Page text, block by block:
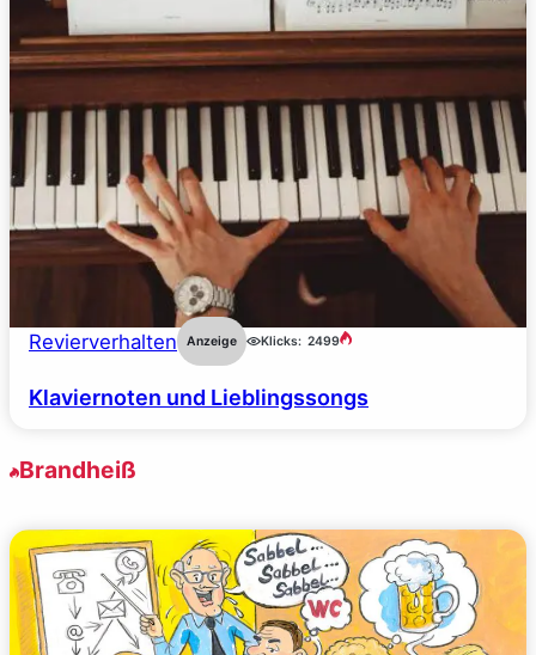
Revierverhalten Anzeige Klicks: 2499
Klaviernoten und Lieblingssongs
Brandheiß